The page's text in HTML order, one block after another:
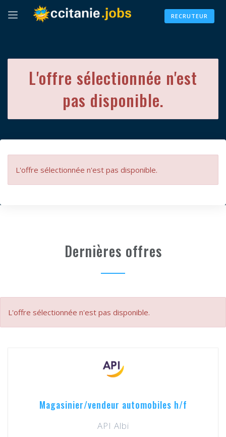
RECRUTEUR
L'offre sélectionnée n'est
pas disponible.
L'offre sélectionnée n'est pas disponible.
Dernières offres
L'offre sélectionnée n'est pas disponible.
Magasinier/vendeur automobiles h/f
API Albi